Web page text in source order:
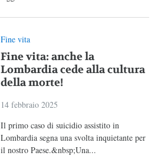
Fine vita
Fine vita: anche la
Lombardia cede alla cultura
della morte!
14 febbraio 2025
Il primo caso di suicidio assistito in
Lombardia segna una svolta inquietante per
il nostro Paese.&nbsp;Una...